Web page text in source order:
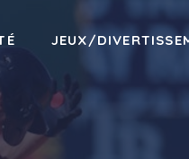
JEUX/